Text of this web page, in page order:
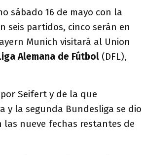
sábado 16 de mayo con la
seis partidos, cinco serán en
Munich visitará al Union
Alemana de Fútbol (DFL),
Seifert y de la que
y la segunda Bundesliga se dio
nueve fechas restantes de